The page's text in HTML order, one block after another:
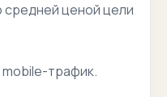
средней ценой цели
трафик.